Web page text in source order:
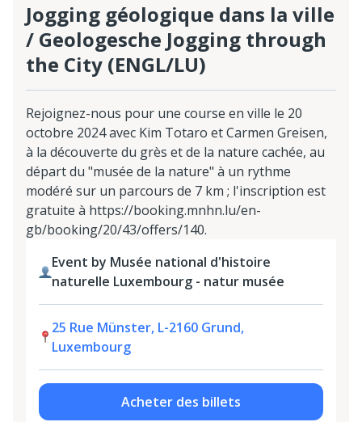
Jogging géologique dans la ville
/ Geologesche Jogging through
the City (ENGL/LU)
Rejoignez-nous pour une course en ville le 20
octobre 2024 avec Kim Totaro et Carmen Greisen,
à la découverte du grès et de la nature cachée, au
départ du "musée de la nature" à un rythme
modéré sur un parcours de 7 km ; l'inscription est
gratuite à https://booking.mnhn.lu/en-
gb/booking/20/43/offers/140.
Event by Musée national d'histoire
naturelle Luxembourg - natur musée
25 Rue Münster, L-2160 Grund,
Luxembourg
Acheter des billets